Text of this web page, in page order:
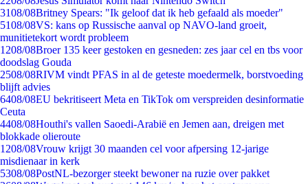
3108/08Britney Spears: "Ik geloof dat ik heb gefaald als moeder"
5108/08VS: kans op Russische aanval op NAVO-land groeit,
munitietekort wordt probleem
1208/08Broer 135 keer gestoken en gesneden: zes jaar cel en tbs voor
doodslag Gouda
2508/08RIVM vindt PFAS in al de geteste moedermelk, borstvoeding
blijft advies
6408/08EU bekritiseert Meta en TikTok om verspreiden desinformatie
Ceuta
4408/08Houthi's vallen Saoedi-Arabië en Jemen aan, dreigen met
blokkade olieroute
1208/08Vrouw krijgt 30 maanden cel voor afpersing 12-jarige
misdienaar in kerk
5308/08PostNL-bezorger steekt bewoner na ruzie over pakket